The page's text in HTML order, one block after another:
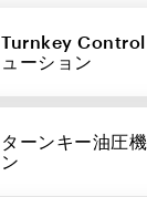
Turnkey Control
ューション
ターンキー油圧
ン